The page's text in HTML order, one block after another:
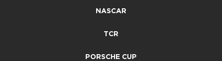
NASCAR
TCR
PORSCHE CUP